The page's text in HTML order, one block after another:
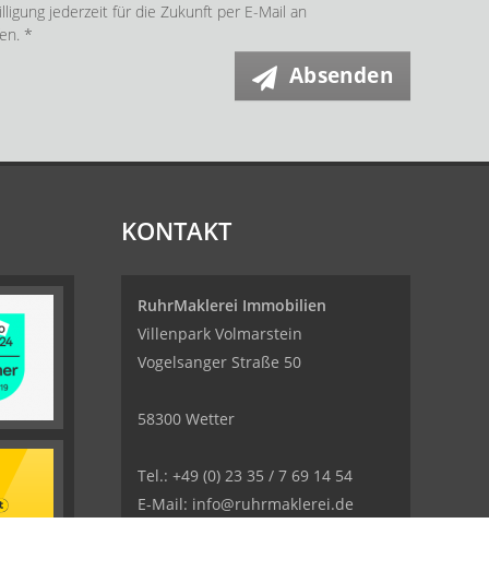
jederzeit für die Zukunft per E-Mail an
*
Absenden
KONTAKT
RuhrMaklerei Immobilien
Villenpark Volmarstein
Vogelsanger Straße 50
58300 Wetter
Tel.: +49 (0) 23 35 / 7 69 14 54
E-Mail: info@ruhrmaklerei.de